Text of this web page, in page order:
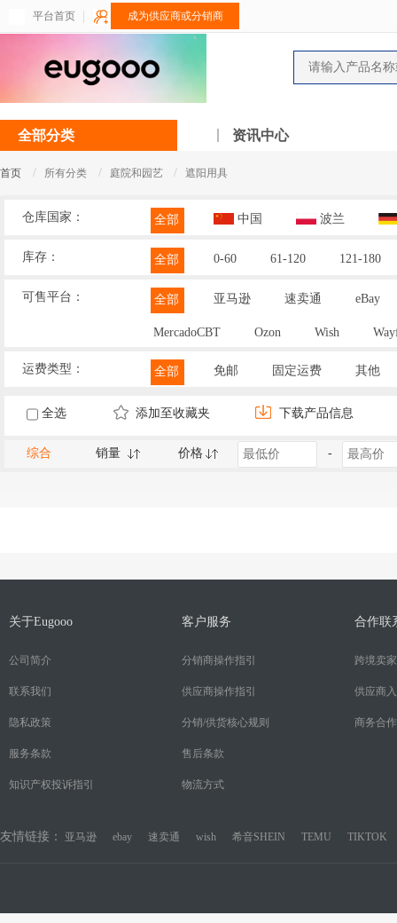
平台首页 成为供应商或分销商
全部分类 资讯中心
首页 / 所有分类 / 庭院和园艺 / 遮阳用具
仓库国家： 全部 中国 波兰
库存： 全部 0-60 61-120 121-180
可售平台： 全部 亚马逊 速卖通 eBay
MercadoCBT Ozon Wish
运费类型： 全部 免邮 固定运费 其他
全选 添加至收藏夹 下载产品信息
综合 销量 价格 -
关于Eugooo
公司简介
联系我们
隐私政策
服务条款
知识产权投诉指引
客户服务
分销商操作指引
供应商操作指引
分销/供货核心规则
售后条款
物流方式
合作联
跨境卖
供应商
商务合作
友情链接： 亚马逊 ebay 速卖通 wish 希音SHEIN TEMU TIKTOK